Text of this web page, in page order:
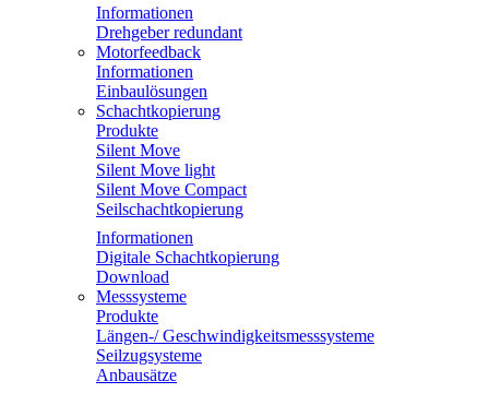
Informationen
Drehgeber redundant
Motorfeedback
Informationen
Einbaulösungen
Schachtkopierung
Produkte
Silent Move
Silent Move light
Silent Move Compact
Seilschachtkopierung
Informationen
Digitale Schachtkopierung
Download
Messsysteme
Produkte
Längen-/ Geschwindigkeitsmesssysteme
Seilzugsysteme
Anbausätze